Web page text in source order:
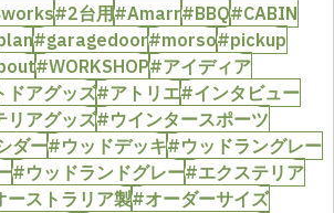
#2台用#Amarr#BBQ#CABIN
#garagedoor#morso#pickup
#WORKSHOP#アイディア
ドアグッズ#アトリエ#インタビュー
リアグッズ#ウインタースポーツ
ダー#ウッドデッキ#ウッドラングレー
#ウッドランドグレー#エクステリア
ーストラリア製#オーダーサイズ